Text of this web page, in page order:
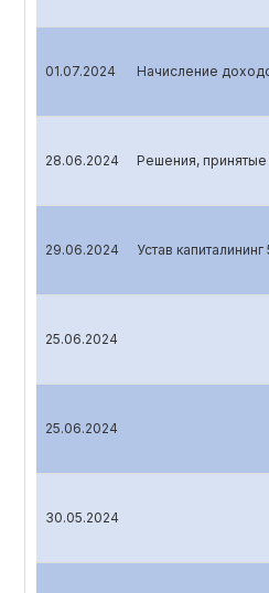
01.07.2024 Начисление
28.06.2024 Решения,
29.06.2024 Устав
25.06.2024
25.06.2024
30.05.2024